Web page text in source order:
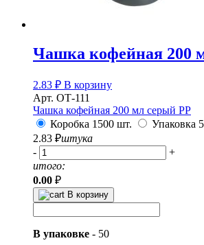
Чашка кофейная 200
2.83 ₽ В корзину
Арт. ОТ-111
Чашка кофейная 200 мл серый PP
Коробка 1500 шт.
Упаковка
2.83 ₽штука
-
+
итого:
0.00 ₽
В корзину
В упаковке - 50